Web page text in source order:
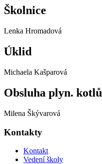
Školnice
Lenka Hromadová
Úklid
Michaela Kašparová
Obsluha plyn. kotlů
Milena Škývarová
Kontakty
Kontakt
Vedení školy